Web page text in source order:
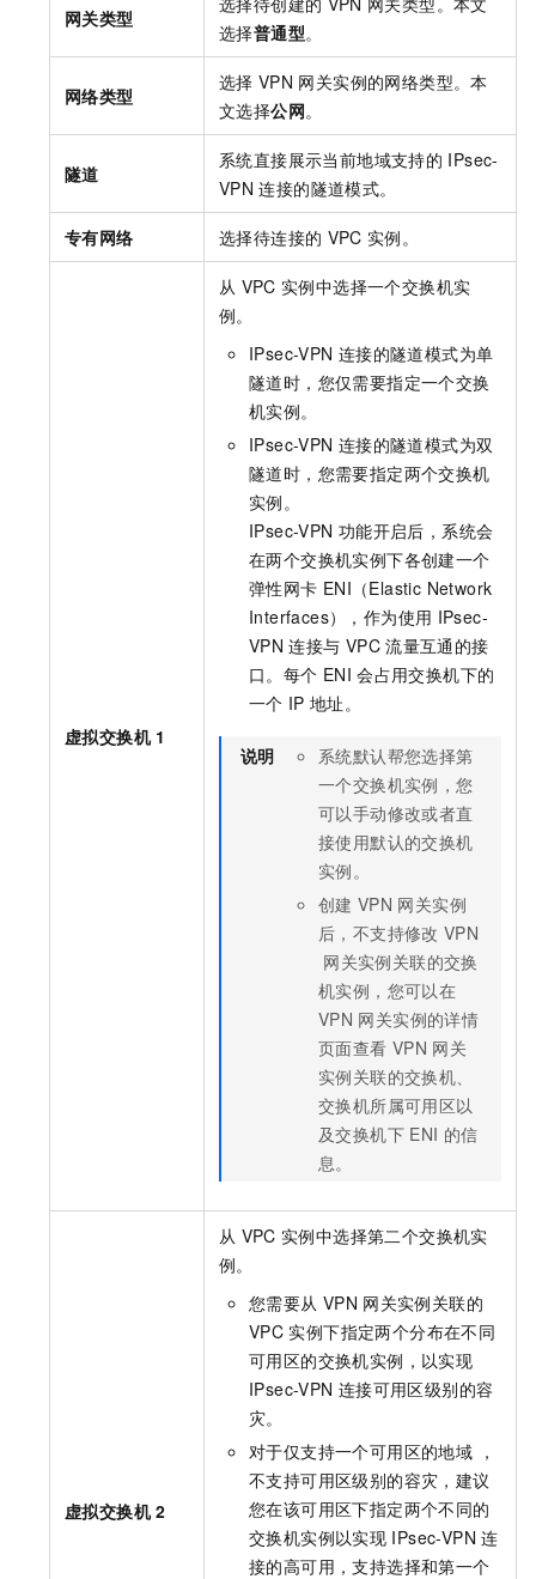
网关类型
选择普通型。
网络类型
选择 VPN 网关实例的网络类型。本
文选择公网。
隧道
系统直接展示当前地域支持的 IPsec-
VPN 连接的隧道模式。
专有网络 选择待连接的 VPC 实例。
虚拟交换机 1
从 VPC 实例中选择一个交换机实
例。
IPsec-VPN 连接的隧道模式为单
隧道时，您仅需要指定一个交换
机实例。
IPsec-VPN 连接的隧道模式为双
隧道时，您需要指定两个交换机
实例。
IPsec-VPN 功能开启后，系统会
在两个交换机实例下各创建一个
弹性网卡 ENI（Elastic Network
Interfaces），作为使用 IPsec-
VPN 连接与 VPC 流量互通的接
口。每个 ENI 会占用交换机下的
一个 IP 地址。
说明
系统默认帮您选择第
一个交换机实例，您
可以手动修改或者直
接使用默认的交换机
实例。
创建 VPN 网关实例
后，不支持修改 VPN
网关实例关联的交换
机实例，您可以在
VPN 网关实例的详情
页面查看 VPN 网关
实例关联的交换机、
交换机所属可用区以
及交换机下 ENI 的信
息。
虚拟交换机 2
从 VPC 实例中选择第二个交换机实
例。
您需要从 VPN 网关实例关联的
VPC 实例下指定两个分布在不同
可用区的交换机实例，以实现
IPsec-VPN 连接可用区级别的容
灾。
对于仅支持一个可用区的地域 ，
不支持可用区级别的容灾，建议
您在该可用区下指定两个不同的
交换机实例以实现 IPsec-VPN 连
接的高可用，支持选择和第一个